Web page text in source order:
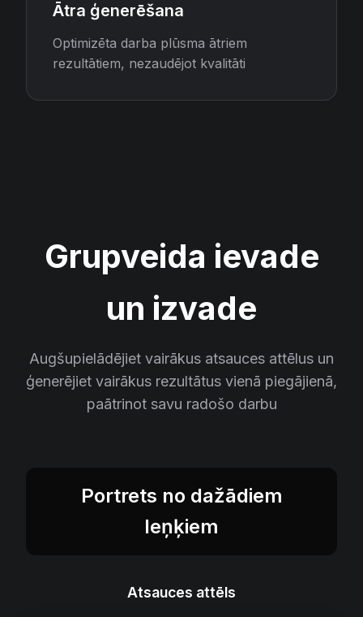
Ātra ģenerēšana
Optimizēta darba plūsma ātriem
rezultātiem, nezaudējot kvalitāti
Grupveida ievade
un izvade
Augšupielādējiet vairākus atsauces attēlus un
ģenerējiet vairākus rezultātus vienā piegājienā,
paātrinot savu radošo darbu
Portrets no dažādiem
leņķiem
Atsauces attēls